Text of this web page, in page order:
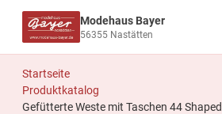
Modehaus Bayer
56355 Nastätten
Startseite
Produktkatalog
Gefütterte Weste mit Taschen 44